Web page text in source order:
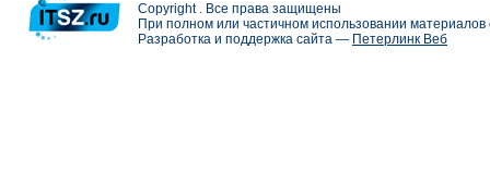
Copyright . Все права защищены
При полном или частичном использовании
Разработка и поддержка сайта — Петерлинк Веб